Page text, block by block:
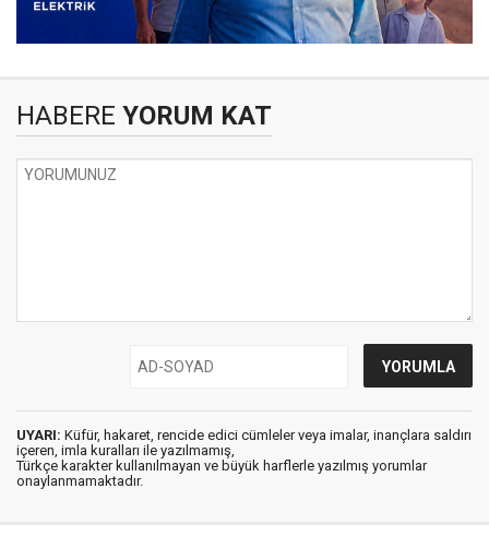
HABERE YORUM KAT
UYARI: Küfür, hakaret, rencide edici cümleler veya imalar, inançlara saldırı
içeren, imla kuralları ile yazılmamış,
Türkçe karakter kullanılmayan ve büyük harflerle yazılmış yorumlar
onaylanmamaktadır.